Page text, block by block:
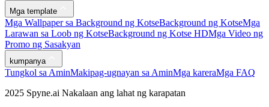
Mga template
Mga Wallpaper sa Background ng KotseBackground ng KotseMga
Larawan sa Loob ng KotseBackground ng Kotse HDMga Video ng
Promo ng Sasakyan
kumpanya
Tungkol sa AminMakipag-ugnayan sa AminMga kareraMga FAQ
2025 Spyne.ai Nakalaan ang lahat ng karapatan